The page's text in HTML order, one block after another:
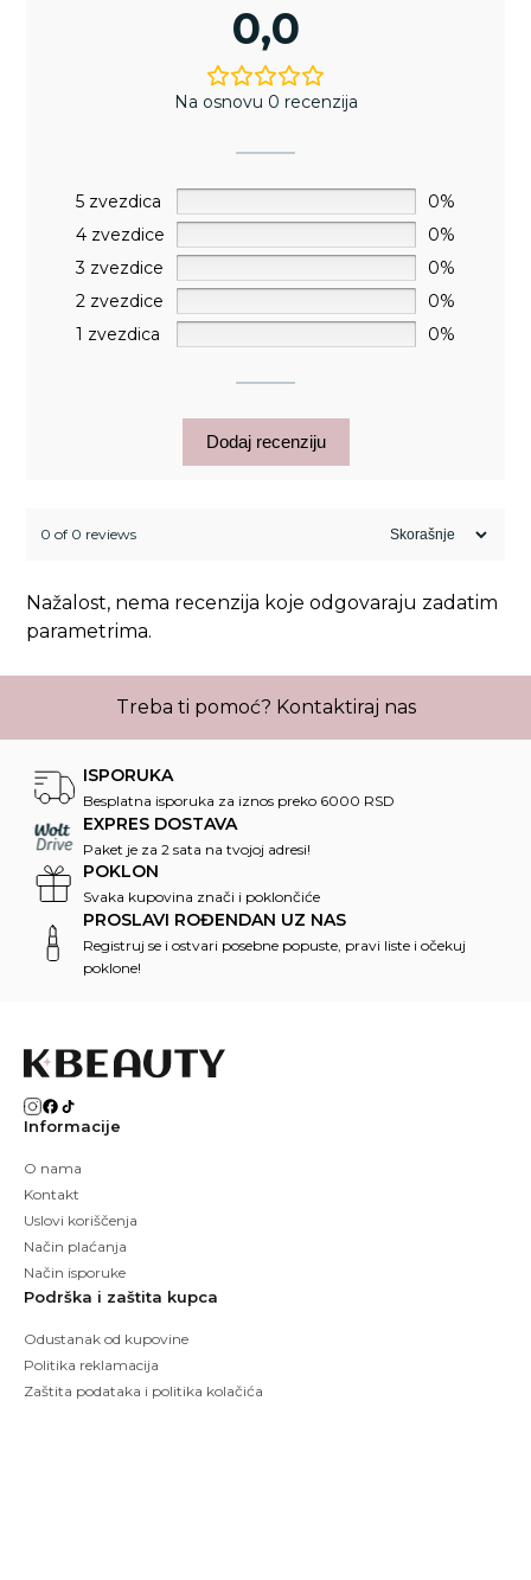
0,0
Na osnovu 0 recenzija
5 zvezdica
0%
4 zvezdice
0%
3 zvezdice
0%
2 zvezdice
0%
1 zvezdica
0%
Dodaj recenziju
0 of 0 reviews
Nažalost, nema recenzija koje odgovaraju zadatim
parametrima.
Treba ti pomoć? Kontaktiraj nas
ISPORUKA
Besplatna isporuka za iznos preko 6000 RSD
EXPRES DOSTAVA
Paket je za 2 sata na tvojoj adresi!
POKLON
Svaka kupovina znači i poklončiće
PROSLAVI ROĐENDAN UZ NAS
Registruj se i ostvari posebne popuste, pravi liste i očekuj
poklone!
Informacije
O nama
Kontakt
Uslovi koriščenja
Način plaćanja
Način isporuke
Podrška i zaštita kupca
Odustanak od kupovine
Politika reklamacija
Zaštita podataka i politika kolačića